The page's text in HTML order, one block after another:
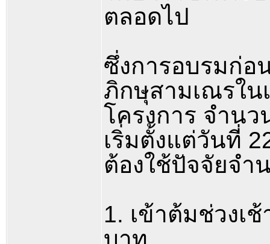
ตลอดไป
ซึ่งการอบรมก่อ
ภิกษุสามเณรใน
โครงการ จำน
เริ่มตั้งแต่วันที่
ต้องใช้ปัจจัยจำ
1. เข้าต้มช่วงเ